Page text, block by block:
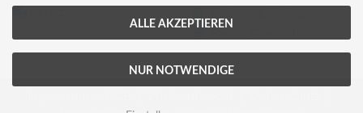
Lieferzeiten
Bar (im Geschäft)
ALLE AKZEPTIEREN
NUR NOTWENDIGE